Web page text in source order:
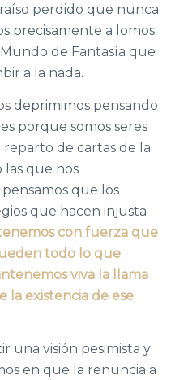
perdido que nunca
precisamente a lomos
de Fantasía que
a la nada.
deprimimos pensando
porque somos seres
de cartas de la
las que nos
que los
que hacen injusta
con fuerza que
todo lo que
viva la llama
la existencia de ese
una visión pesimista y
en que la renuncia a